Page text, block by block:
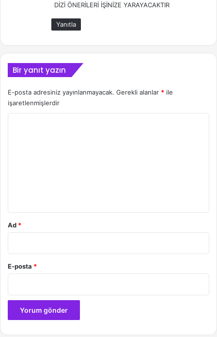
DİZİ ÖNERİLERİ İŞİNİZE YARAYACAKTIR
Yanıtla
Bir yanıt yazın
E-posta adresiniz yayınlanmayacak. Gerekli alanlar * ile
işaretlenmişlerdir
Ad *
E-posta *